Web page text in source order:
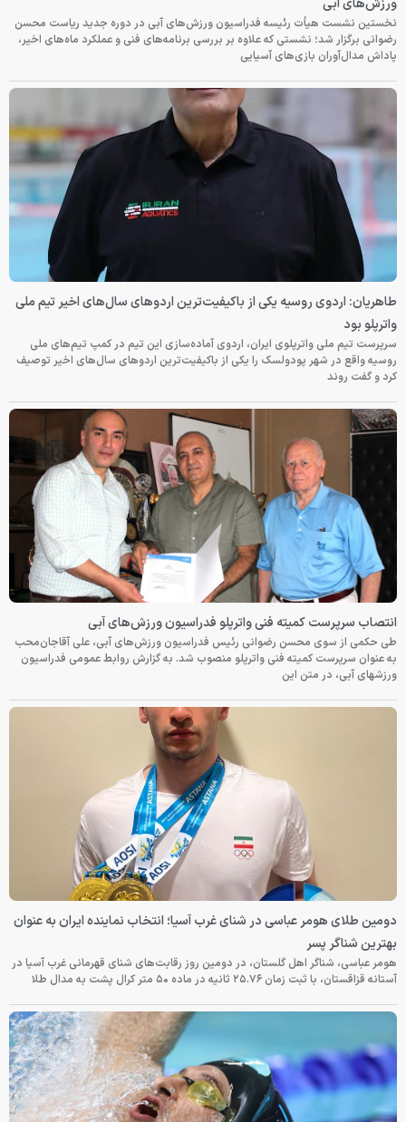
ورزش‌های آبی
نخستین نشست هیأت رئیسه فدراسیون ورزش‌های آبی در دوره جدید ریاست محسن
رضوانی برگزار شد؛ نشستی که علاوه بر بررسی برنامه‌های فنی و عملکرد ماه‌های اخیر،
پاداش مدال‌آوران بازی‌های آسیایی
طاهریان: اردوی روسیه یکی از باکیفیت‌ترین اردوهای سال‌های اخیر تیم ملی
واترپلو بود
سرپرست تیم ملی واترپلوی ایران، اردوی آماده‌سازی این تیم در کمپ تیم‌های ملی
روسیه واقع در شهر پودولسک را یکی از باکیفیت‌ترین اردوهای سال‌های اخیر توصیف
کرد و گفت روند
انتصاب سرپرست کمیته فنی واترپلو فدراسیون ورزش‌های آبی
طی حکمی از سوی محسن رضوانی رئیس فدراسیون ورزش‌های آبی، علی آقاجان‌محب
به عنوان سرپرست کمیته فنی واترپلو منصوب شد. به گزارش روابط عمومی فدراسیون
ورزشهای آبی، در متن این
دومین طلای هومر عباسی در شنای غرب آسیا؛ انتخاب نماینده ایران به عنوان
بهترین شناگر پسر
هومر عباسی، شناگر اهل گلستان، در دومین روز رقابت‌های شنای قهرمانی غرب آسیا در
آستانه قزاقستان، با ثبت زمان ۲۵.۷۶ ثانیه در ماده ۵۰ متر کرال پشت به مدال طلا